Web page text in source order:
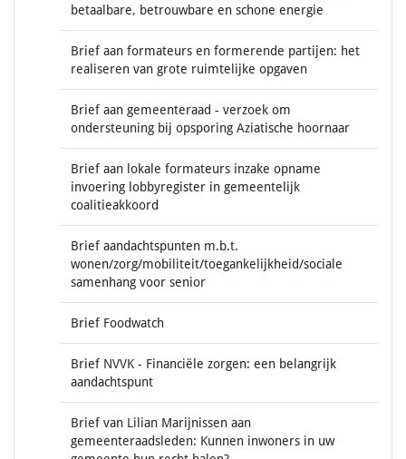
betaalbare, betrouwbare en schone energie
Brief aan formateurs en formerende partijen: het
realiseren van grote ruimtelijke opgaven
Brief aan gemeenteraad - verzoek om
ondersteuning bij opsporing Aziatische hoornaar
Brief aan lokale formateurs inzake opname
invoering lobbyregister in gemeentelijk
coalitieakkoord
Brief aandachtspunten m.b.t.
wonen/zorg/mobiliteit/toegankelijkheid/sociale
samenhang voor senior
Brief Foodwatch
Brief NVVK - Financiële zorgen: een belangrijk
aandachtspunt
Brief van Lilian Marijnissen aan
gemeenteraadsleden: Kunnen inwoners in uw